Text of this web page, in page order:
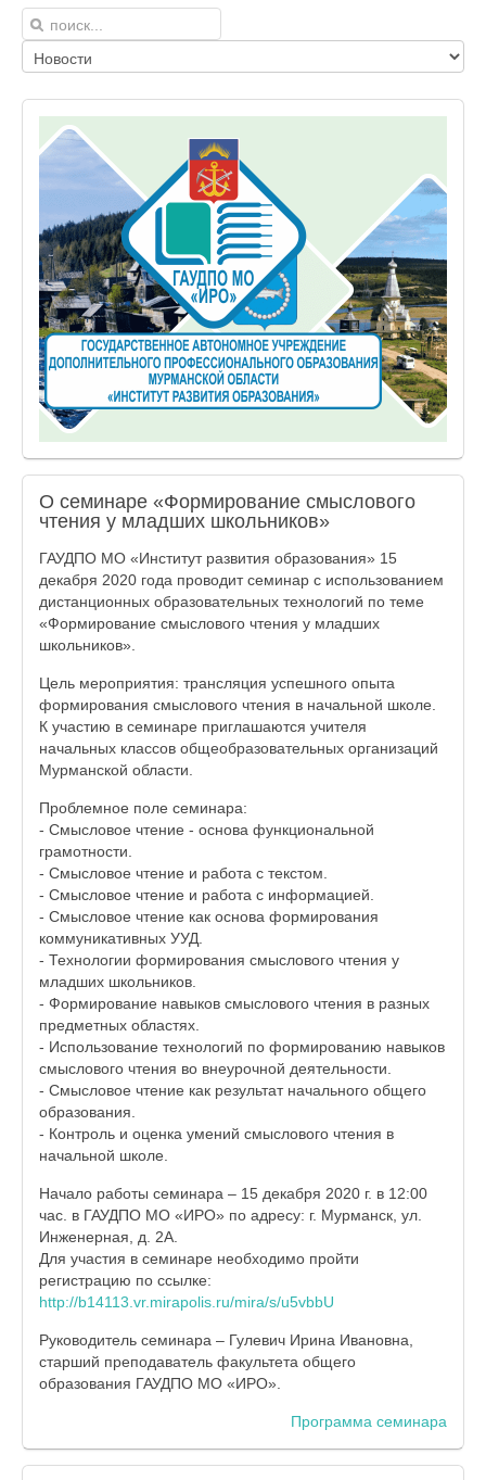
О семинаре «Формирование смыслового
чтения у младших школьников»
ГАУДПО МО «Институт развития образования» 15
декабря 2020 года проводит семинар с использованием
дистанционных образовательных технологий по теме
«Формирование смыслового чтения у младших
школьников».
Цель мероприятия: трансляция успешного опыта
формирования смыслового чтения в начальной школе.
К участию в семинаре приглашаются учителя
начальных классов общеобразовательных организаций
Мурманской области.
Проблемное поле семинара:
- Смысловое чтение - основа функциональной
грамотности.
- Смысловое чтение и работа с текстом.
- Смысловое чтение и работа с информацией.
- Смысловое чтение как основа формирования
коммуникативных УУД.
- Технологии формирования смыслового чтения у
младших школьников.
- Формирование навыков смыслового чтения в разных
предметных областях.
- Использование технологий по формированию навыков
смыслового чтения во внеурочной деятельности.
- Смысловое чтение как результат начального общего
образования.
- Контроль и оценка умений смыслового чтения в
начальной школе.
Начало работы семинара – 15 декабря 2020 г. в 12:00
час. в ГАУДПО МО «ИРО» по адресу: г. Мурманск, ул.
Инженерная, д. 2А.
Для участия в семинаре необходимо пройти
регистрацию по ссылке:
http://b14113.vr.mirapolis.ru/mira/s/u5vbbU
Руководитель семинара – Гулевич Ирина Ивановна,
старший преподаватель факультета общего
образования ГАУДПО МО «ИРО».
Программа семинара